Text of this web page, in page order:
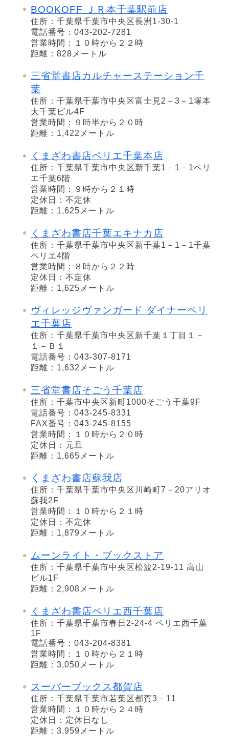
BOOKOFF ＪＲ本千葉駅前店
住所：千葉県千葉市中央区長洲1-30-1
電話番号：043-202-7281
営業時間：１０時から２２時
距離：828メートル
三省堂書店カルチャーステーション千
葉
住所：千葉県千葉市中央区富士見2－3－1塚本
大千葉ビル4F
営業時間：９時半から２０時
距離：1,422メートル
くまざわ書店ペリエ千葉本店
住所：千葉県千葉市中央区新千葉1－1－1ペリ
エ千葉6階
営業時間：９時から２１時
定休日：不定休
距離：1,625メートル
くまざわ書店千葉エキナカ店
住所：千葉県千葉市中央区新千葉1－1－1千葉
ペリエ4階
営業時間：８時から２２時
定休日：不定休
距離：1,625メートル
ヴィレッジヴァンガード ダイナーペリ
エ千葉店
住所：千葉県千葉市中央区新千葉１丁目１－
１－Ｂ１
電話番号：043-307-8171
距離：1,632メートル
三省堂書店そごう千葉店
住所：千葉市中央区新町1000そごう千葉9F
電話番号：043-245-8331
FAX番号：043-245-8155
営業時間：１０時から２０時
定休日：元旦
距離：1,665メートル
くまざわ書店蘇我店
住所：千葉県千葉市中央区川崎町7－20アリオ
蘇我2F
営業時間：１０時から２１時
定休日：不定休
距離：1,879メートル
ムーンライト・ブックストア
住所：千葉県千葉市中央区松波2-19-11 高山
ビル1F
距離：2,908メートル
くまざわ書店ペリエ西千葉店
住所：千葉県千葉市春日2-24-4 ペリエ西千葉
1F
電話番号：043-204-8381
営業時間：１０時から２１時
距離：3,050メートル
スーパーブックス都賀店
住所：千葉県千葉市若葉区都賀3－11
営業時間：１０時から２４時
定休日：定休日なし
距離：3,959メートル